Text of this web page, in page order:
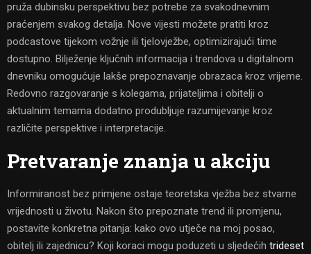
pruža dubinsku perspektivu bez potrebe za svakodnevnim
praćenjem svakog detalja. Nove vijesti možete pratiti kroz
podcastove tijekom vožnje ili tjelovježbe, optimizirajući time
dostupno. Bilježenje ključnih informacija i trendova u digitalnom
dnevniku omogućuje lakše prepoznavanje obrazaca kroz vrijeme.
Redovno razgovaranje s kolegama, prijateljima i obitelji o
aktualnim temama dodatno produbljuje razumijevanje kroz
različite perspektive i interpretacije.
Pretvaranje znanja u akciju
Informiranost bez primjene ostaje teoretska vježba bez stvarne
vrijednosti u životu. Nakon što prepoznate trend ili promjenu,
postavite konkretna pitanja: kako ovo utječe na moj posao,
obitelj ili zajednicu? Koji koraci mogu poduzeti u sljedećih trideset